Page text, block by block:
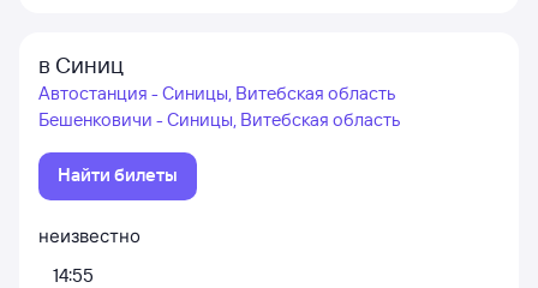
в Синиц
Автостанция - Синицы, Витебская область
Бешенковичи - Синицы, Витебская область
Найти билеты
неизвестно
14:55